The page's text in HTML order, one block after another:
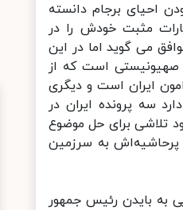
احیای برجام دانسته
مثبت خودش را در
می گوید اما در این
است که از
ایران است و دیگری
سه پرونده ایران در
تلاشی برای حل موضوع
به سرزمین
به بایدن رئیس جمهور